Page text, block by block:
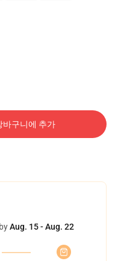
바구니에 추가
Aug. 15 - Aug. 22